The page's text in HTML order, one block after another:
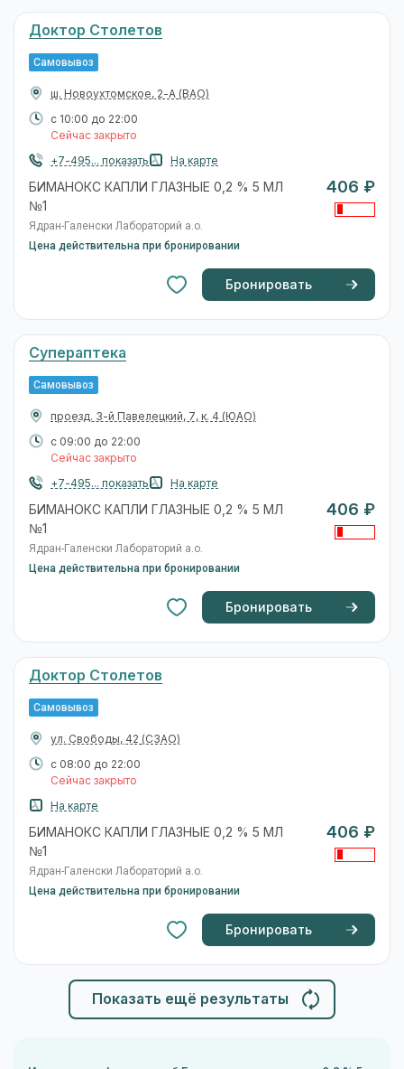
Доктор Столетов
Самовывоз
ш. Новоухтомское, 2-А (ВАО)
с 10:00 до 22:00
Сейчас закрыто
+7-495... показать
На карте
БИМАНОКС КАПЛИ ГЛАЗНЫЕ 0,2 % 5 МЛ
№1
Ядран-Галенски Лабораторий а.о.
Цена действительна при бронировании
406 ₽
Бронировать
Супераптека
Самовывоз
проезд. 3-й Павелецкий, 7, к. 4 (ЮАО)
с 09:00 до 22:00
Сейчас закрыто
+7-495... показать
На карте
БИМАНОКС КАПЛИ ГЛАЗНЫЕ 0,2 % 5 МЛ
№1
Ядран-Галенски Лабораторий а.о.
Цена действительна при бронировании
406 ₽
Бронировать
Доктор Столетов
Самовывоз
ул. Свободы, 42 (СЗАО)
с 08:00 до 22:00
Сейчас закрыто
На карте
БИМАНОКС КАПЛИ ГЛАЗНЫЕ 0,2 % 5 МЛ
№1
Ядран-Галенски Лабораторий а.о.
Цена действительна при бронировании
406 ₽
Бронировать
Показать ещё результаты